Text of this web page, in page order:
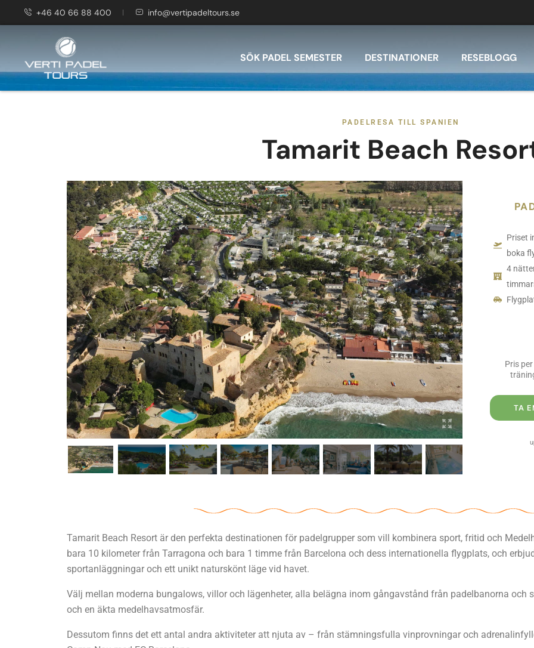
+46 40 66 88 400 info@vertipadeltours.se
SÖK PADEL SEMESTER DESTINATIONER RESEBLOGG
PADELRESA TILL SPANIEN
Tamarit Beach
Priset
boka
4
Pris
TA
Tamarit Beach Resort är den perfekta destinationen för padelgrupper som vill kombinera sport, fritid och
bara 10 kilometer från Tarragona och bara 1 timme från Barcelona och dess internationella flygplats, och
sportanläggningar och ett unikt naturskönt läge vid havet.
Välj mellan moderna bungalows, villor och lägenheter, alla belägna inom gångavstånd från padelbanorna och
och en äkta medelhavsatmosfär.
Dessutom finns det ett antal andra aktiviteter att njuta av – från stämningsfulla vinprovningar och